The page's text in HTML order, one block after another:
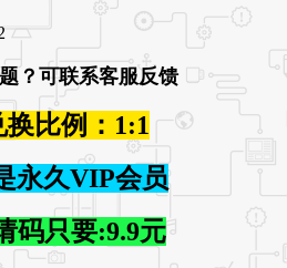
？可联系客服反馈
比例：1:1
永久VIP会员
码只要:9.9元